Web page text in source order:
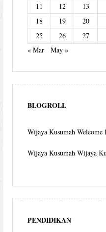
11
12 13
18
19 20
25
26 27
« Mar
May »
BLOGROLL
Wijaya Kusumah Welcome
Wijaya Kusumah Wijaya
PENDIDIKAN